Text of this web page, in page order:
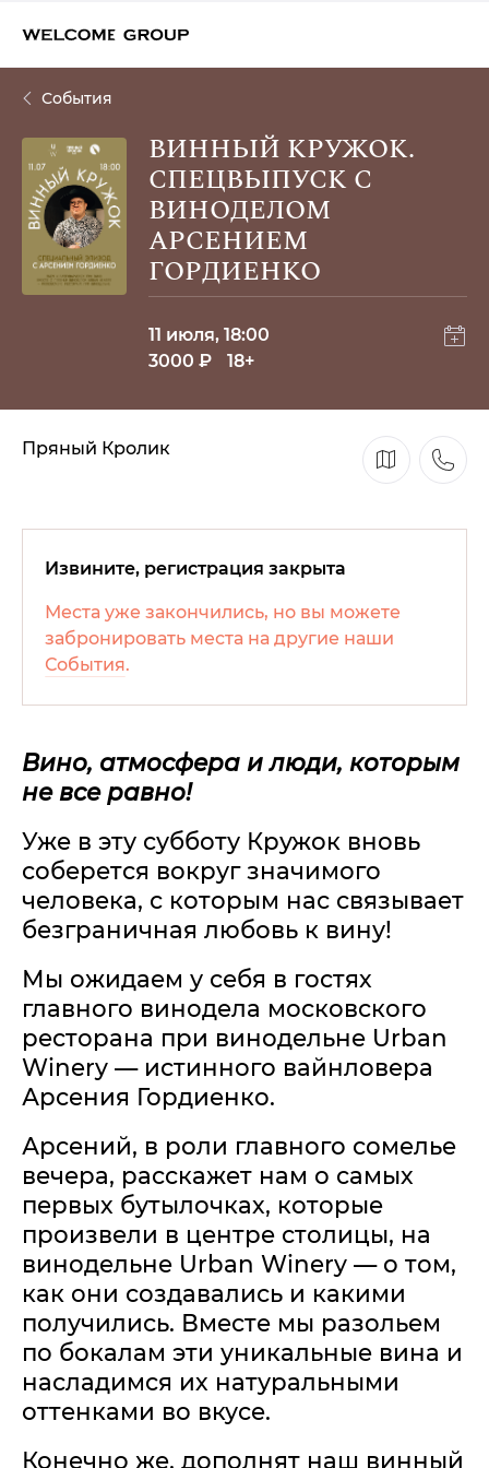
События
ВИННЫЙ КРУЖОК.
СПЕЦВЫПУСК С
ВИНОДЕЛОМ
АРСЕНИЕМ
ГОРДИЕНКО
11 июля, 18:00
3000 ₽
18+
Пряный Кролик
Извините, регистрация закрыта
Места уже закончились, но вы можете
забронировать места на другие наши
События.
Вино, атмосфера и люди, которым
не все равно!
Уже в эту субботу Кружок вновь
соберется вокруг значимого
человека, с которым нас связывает
безграничная любовь к вину!
Мы ожидаем у себя в гостях
главного винодела московского
ресторана при винодельне Urban
Winery — истинного вайнловера
Арсения Гордиенко.
Арсений, в роли главного сомелье
вечера, расскажет нам о самых
первых бутылочках, которые
произвели в центре столицы, на
винодельне Urban Winery — о том,
как они создавались и какими
получились. Вместе мы разольем
по бокалам эти уникальные вина и
насладимся их натуральными
оттенками во вкусе.
Конечно же, дополнят наш винный